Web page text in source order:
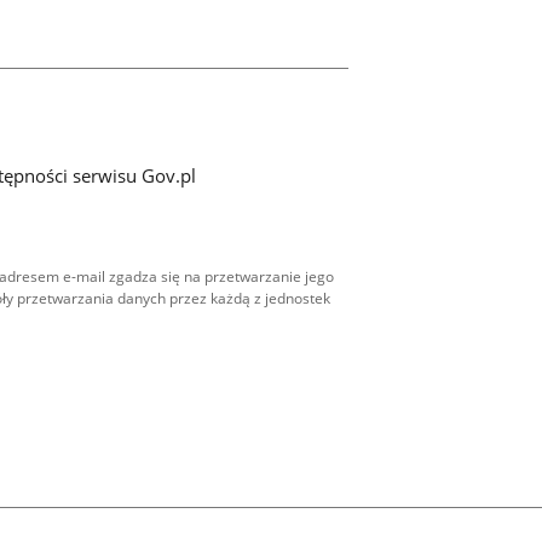
serwisu Gov.pl
e-mail zgadza się na przetwarzanie jego
przetwarzania danych przez każdą z jednostek